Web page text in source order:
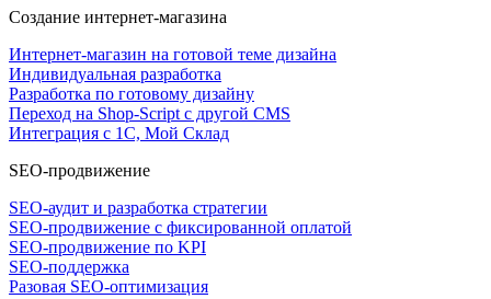
Создание интернет-магазина
Интернет-магазин на готовой теме дизайна
Индивидуальная разработка
Разработка по готовому дизайну
Переход на Shop-Script с другой CMS
Интеграция с 1С, Мой Склад
SEO-продвижение
SEO-аудит и разработка стратегии
SEO-продвижение с фиксированной оплатой
SEO-продвижение по KPI
SEO-поддержка
Разовая SEO-оптимизация